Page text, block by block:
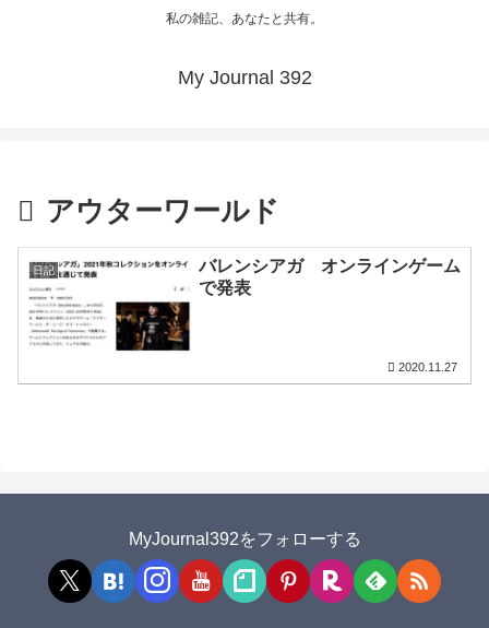
私の雑記、あなたと共有。
My Journal 392
アウターワールド
日記
バレンシアガ オンラインゲーム
で発表
2020.11.27
MyJournal392をフォローする